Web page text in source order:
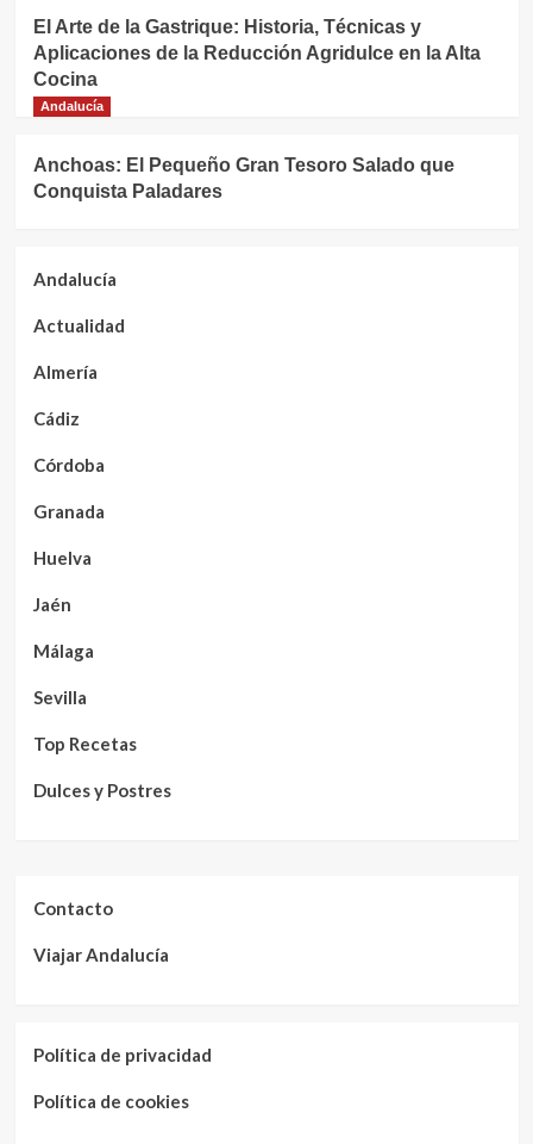
El Arte de la Gastrique: Historia, Técnicas y
Aplicaciones de la Reducción Agridulce en la Alta
Cocina
Andalucía
Anchoas: El Pequeño Gran Tesoro Salado que
Conquista Paladares
Andalucía
Actualidad
Almería
Cádiz
Córdoba
Granada
Huelva
Jaén
Málaga
Sevilla
Top Recetas
Dulces y Postres
Contacto
Viajar Andalucía
Política de privacidad
Política de cookies